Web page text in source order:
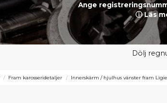
Ange
ⓘ Läs
Dölj
Fram karosseridetaljer Innerskärm / hjulhus vänster fram